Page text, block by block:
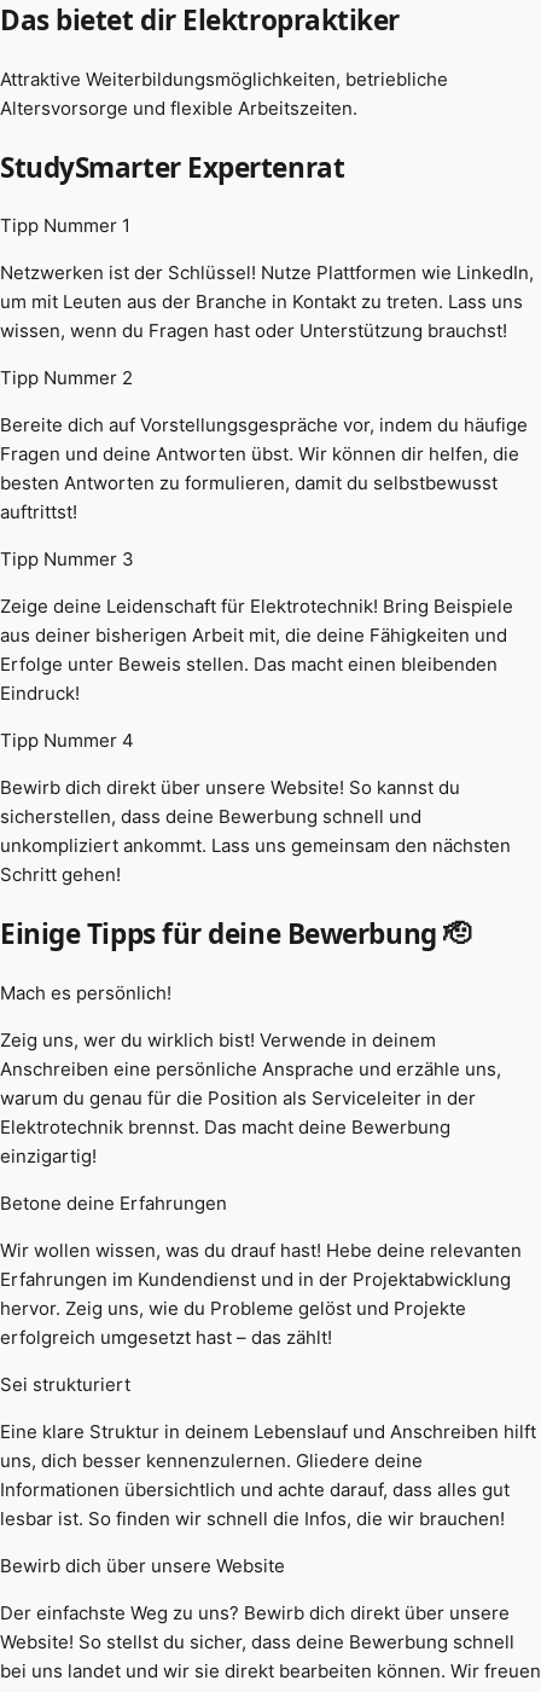
Das bietet dir Elektropraktiker
Attraktive Weiterbildungsmöglichkeiten, betriebliche
Altersvorsorge und flexible Arbeitszeiten.
StudySmarter Expertenrat
Tipp Nummer 1
Netzwerken ist der Schlüssel! Nutze Plattformen wie LinkedIn,
um mit Leuten aus der Branche in Kontakt zu treten. Lass uns
wissen, wenn du Fragen hast oder Unterstützung brauchst!
Tipp Nummer 2
Bereite dich auf Vorstellungsgespräche vor, indem du häufige
Fragen und deine Antworten übst. Wir können dir helfen, die
besten Antworten zu formulieren, damit du selbstbewusst
auftrittst!
Tipp Nummer 3
Zeige deine Leidenschaft für Elektrotechnik! Bring Beispiele
aus deiner bisherigen Arbeit mit, die deine Fähigkeiten und
Erfolge unter Beweis stellen. Das macht einen bleibenden
Eindruck!
Tipp Nummer 4
Bewirb dich direkt über unsere Website! So kannst du
sicherstellen, dass deine Bewerbung schnell und
unkompliziert ankommt. Lass uns gemeinsam den nächsten
Schritt gehen!
Einige Tipps für deine Bewerbung 🫡
Mach es persönlich!
Zeig uns, wer du wirklich bist! Verwende in deinem
Anschreiben eine persönliche Ansprache und erzähle uns,
warum du genau für die Position als Serviceleiter in der
Elektrotechnik brennst. Das macht deine Bewerbung
einzigartig!
Betone deine Erfahrungen
Wir wollen wissen, was du drauf hast! Hebe deine relevanten
Erfahrungen im Kundendienst und in der Projektabwicklung
hervor. Zeig uns, wie du Probleme gelöst und Projekte
erfolgreich umgesetzt hast – das zählt!
Sei strukturiert
Eine klare Struktur in deinem Lebenslauf und Anschreiben hilft
uns, dich besser kennenzulernen. Gliedere deine
Informationen übersichtlich und achte darauf, dass alles gut
lesbar ist. So finden wir schnell die Infos, die wir brauchen!
Bewirb dich über unsere Website
Der einfachste Weg zu uns? Bewirb dich direkt über unsere
Website! So stellst du sicher, dass deine Bewerbung schnell
bei uns landet und wir sie direkt bearbeiten können. Wir freuen